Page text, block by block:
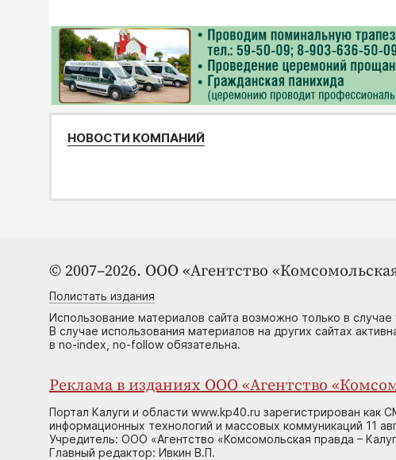
НОВОСТИ КОМПАНИЙ
© 2007–2026. ООО «Агентство
Полистать издания
Использование материалов сайта возможно только в
В случае использования материалов на других сайтах
в no-index, no-follow обязательна.
Реклама в изданиях ООО «Агентство
Портал Калуги и области www.kp40.ru зарегистрирован
информационных технологий и массовых коммуникаций 11
Учредитель: ООО «Агентство «Комсомольская правда –
Главный редактор: Ивкин В.П.